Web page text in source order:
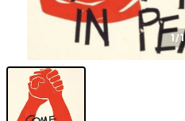
1/1